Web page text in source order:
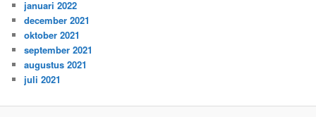
januari 2022
december 2021
oktober 2021
september 2021
augustus 2021
juli 2021